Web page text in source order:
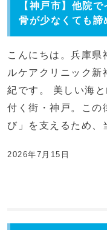
【神戸市】他院
骨が少なくても諦
こんにちは。兵庫県
ルケアクリニック
紀です。 美しい海
付く街・神戸。この
び」を支えるため
2026年7月15日